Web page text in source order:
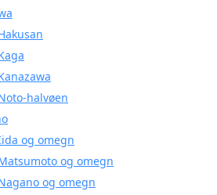
halvøen
og omegn
og omegn
og omegn